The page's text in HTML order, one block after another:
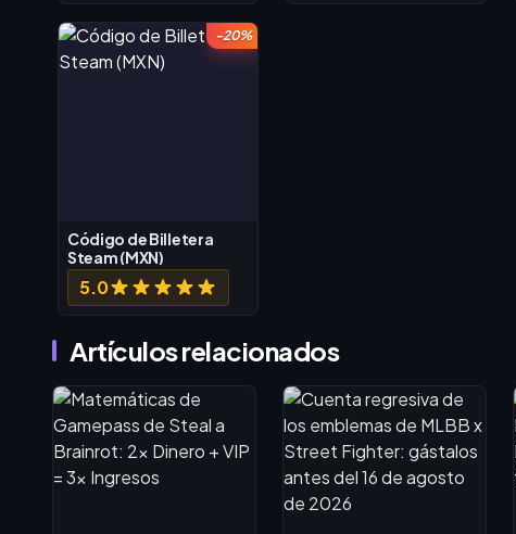
-20%
Código de Billetera
Steam (MXN)
5.0
Artículos relacionados